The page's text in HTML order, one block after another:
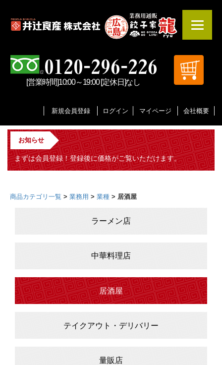
[営業時間]10:00～19:00 [定休日]なし
新規会員登録 ログイン マイページ 会社概要
お知らせ
まずは会員登録！登録後に価格がご覧いただけます。
商品カテゴリ一覧 > 業務用 > 業種 > 居酒屋
ラーメン店
中華料理店
居酒屋
テイクアウト・デリバリー
量販店